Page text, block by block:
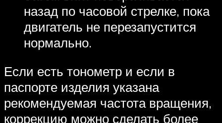
назад по часовой стрелке, пока
двигатель не перезапустится
нормально.
Если есть тонометр и если в
паспорте изделия указана
рекомендуемая частота вращения,
коррекцию можно сделать более